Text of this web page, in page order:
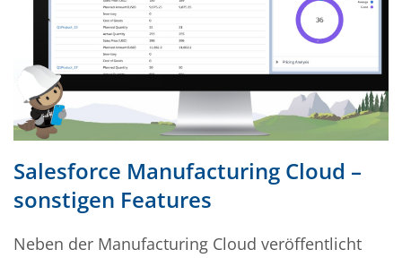
Salesforce Manufacturing Cloud –
sonstigen Features
Neben der Manufacturing Cloud veröffentlicht